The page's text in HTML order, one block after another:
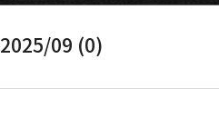
2025/09 (0)